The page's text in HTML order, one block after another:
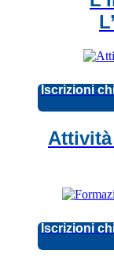
Iscrizioni
Iscrizioni